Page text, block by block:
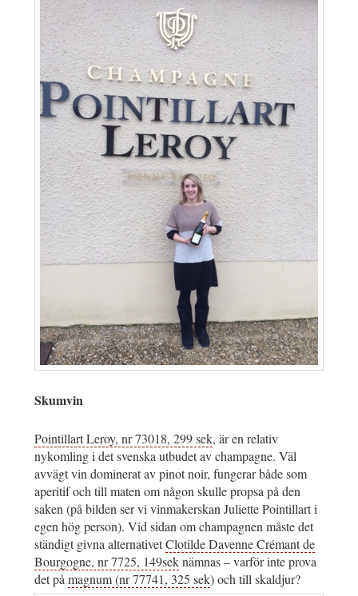
Skumvin
Pointillart Leroy, nr 73018, 299 sek, är en relativ
nykomling i det svenska utbudet av champagne. Väl
avvägt vin dominerat av pinot noir, fungerar både som
aperitif och till maten om någon skulle propsa på den
saken (på bilden ser vi vinmakerskan Juliette Pointillart i
egen hög person). Vid sidan om champagnen måste det
ständigt givna alternativetClotilde Davenne Crémant de
Bourgogne, nr 7725, 149seknämnas – varför inte prova
det påmagnum (nr 77741, 325 sek) och till skaldjur?